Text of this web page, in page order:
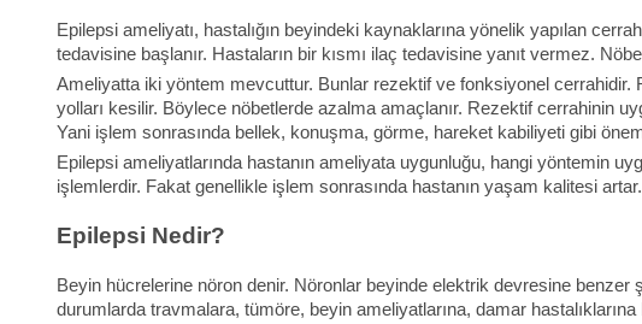
Epilepsi ameliyatı, hastalığın beyindeki kaynaklarına yönelik yapılan
tedavisine başlanır. Hastaların bir kısmı ilaç tedavisine yanıt vermez.
Ameliyatta iki yöntem mevcuttur. Bunlar rezektif ve fonksiyonel cerrahidir.
yolları kesilir. Böylece nöbetlerde azalma amaçlanır. Rezektif cerrahinin
Yani işlem sonrasında bellek, konuşma, görme, hareket kabiliyeti gibi
Epilepsi ameliyatlarında hastanın ameliyata uygunluğu, hangi yöntemin
işlemlerdir. Fakat genellikle işlem sonrasında hastanın yaşam kalitesi
Epilepsi Nedir?
Beyin hücrelerine nöron denir. Nöronlar beyinde elektrik devresine benzer
durumlarda travmalara, tümöre, beyin ameliyatlarına, damar